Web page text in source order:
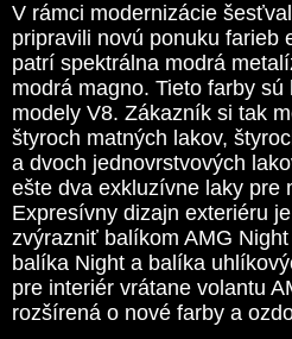
V rámci modernizácie
pripravili novú ponuku farieb
patrí spektrálna modrá
modrá magno. Tieto farby
modely V8. Zákazník si tak
štyroch matných lakov,
a dvoch jednovrstvových
ešte dva exkluzívne laky pre
Expresívny dizajn exteriéru
zvýrazniť balíkom AMG
balíka Night a balíka
pre interiér vrátane volantu
rozšírená o nové farby a